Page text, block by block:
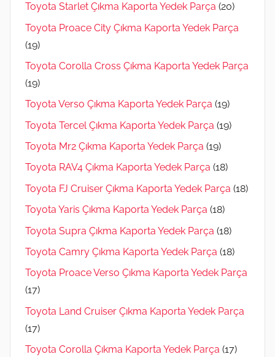
Toyota Starlet Çıkma Kaporta Yedek Parça (20)
Toyota Proace City Çıkma Kaporta Yedek Parça
(19)
Toyota Corolla Cross Çıkma Kaporta Yedek Parça
(19)
Toyota Verso Çıkma Kaporta Yedek Parça (19)
Toyota Tercel Çıkma Kaporta Yedek Parça (19)
Toyota Mr2 Çıkma Kaporta Yedek Parça (19)
Toyota RAV4 Çıkma Kaporta Yedek Parça (18)
Toyota FJ Cruiser Çıkma Kaporta Yedek Parça (18)
Toyota Yaris Çıkma Kaporta Yedek Parça (18)
Toyota Supra Çıkma Kaporta Yedek Parça (18)
Toyota Camry Çıkma Kaporta Yedek Parça (18)
Toyota Proace Verso Çıkma Kaporta Yedek Parça
(17)
Toyota Land Cruiser Çıkma Kaporta Yedek Parça
(17)
Toyota Corolla Çıkma Kaporta Yedek Parça (17)